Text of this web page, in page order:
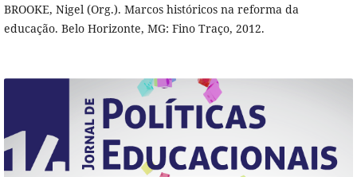
BROOKE, Nigel (Org.). Marcos históricos na reforma da
educação. Belo Horizonte, MG: Fino Traço, 2012.